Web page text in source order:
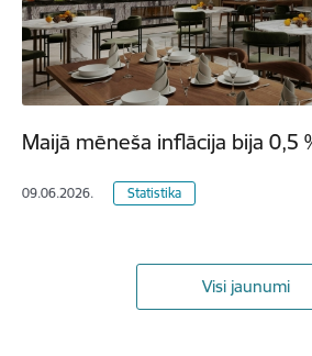
Maijā mēneša inflācija bija 0,5
09.06.2026. Statistika
Visi jaunumi